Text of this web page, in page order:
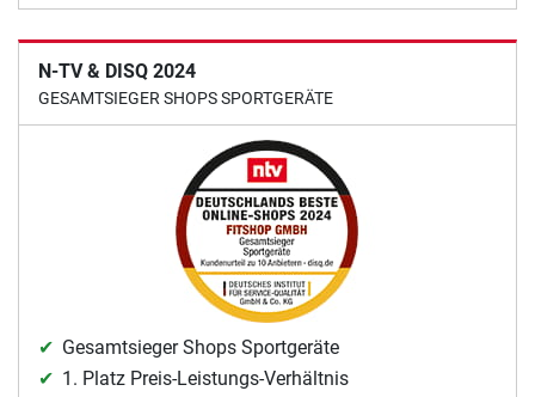
N-TV & DISQ 2024
GESAMTSIEGER SHOPS SPORTGERÄTE
Gesamtsieger Shops Sportgeräte
1. Platz Preis-Leistungs-Verhältnis